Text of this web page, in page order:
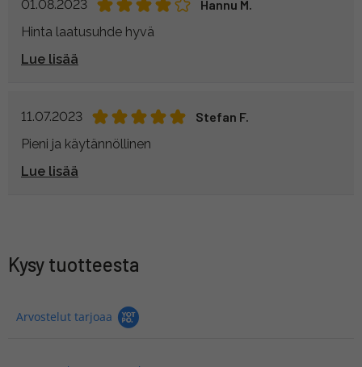
01.08.2023
Hannu M.
Hinta laatusuhde hyvä
Lue lisää
11.07.2023
Stefan F.
Pieni ja käytännöllinen
Lue lisää
Kysy tuotteesta
Arvostelut tarjoaa